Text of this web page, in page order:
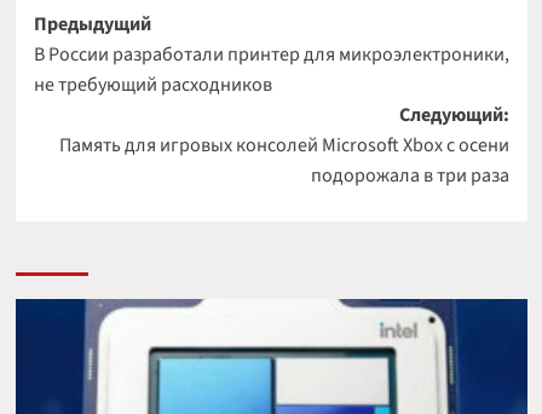
Навигация
записи
Предыдущий
В России разработали принтер для микроэлектроники,
не требующий расходников
Следующий:
Память для игровых консолей Microsoft Xbox с осени
подорожала в три раза